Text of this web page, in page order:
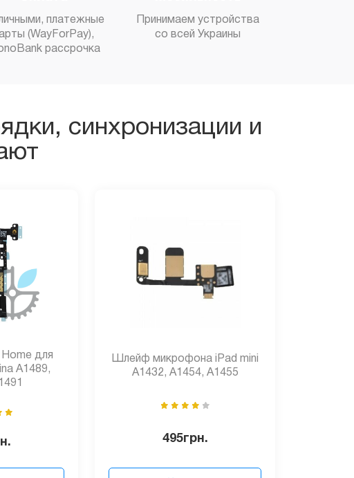
платежные
(WayForPay),
рассрочка
Принимаем устройства
со всей Украины
синхронизации и
для
A1489,
Шлейф микрофона iPad mini
A1432, A1454, A1455
495грн.